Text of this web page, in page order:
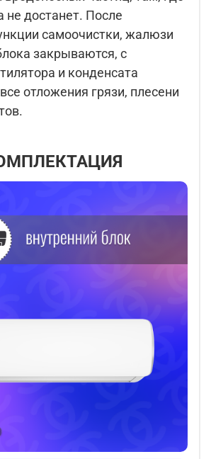
не достанет. После
самоочистки, жалюзи
закрываются, с
и конденсата
отложения грязи, плесени